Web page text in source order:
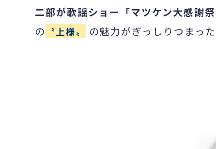
二部が歌謡ショー「マツケン大感謝
の 〝上様〟 の魅力がぎっしりつまった